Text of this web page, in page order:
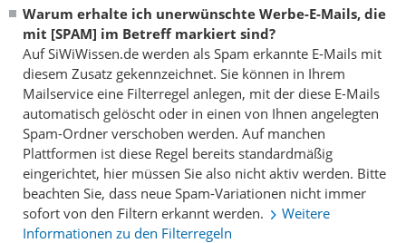
Warum erhalte ich unerwünschte Werbe-E-Mails, die
mit [SPAM] im Betreff markiert sind?
Auf SiWiWissen.de werden als Spam erkannte E-Mails mit
diesem Zusatz gekennzeichnet. Sie können in Ihrem
Mailservice eine Filterregel anlegen, mit der diese E-Mails
automatisch gelöscht oder in einen von Ihnen angelegten
Spam-Ordner verschoben werden. Auf manchen
Plattformen ist diese Regel bereits standardmäßig
eingerichtet, hier müssen Sie also nicht aktiv werden. Bitte
beachten Sie, dass neue Spam-Variationen nicht immer
sofort von den Filtern erkannt werden.
Weitere
Informationen zu den Filterregeln